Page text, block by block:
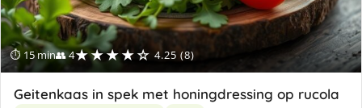
⏱ 15 min👥 4★★★★☆ 4.25 (8)
Geitenkaas in spek met honingdressing op rucola